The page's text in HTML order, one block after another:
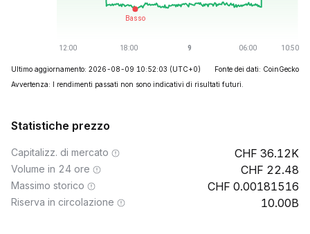
Ultimo aggiornamento: 2026-08-09 10:52:03 (UTC+0)
Fonte dei dati: CoinGecko
Avvertenza: I rendimenti passati non sono indicativi di risultati futuri.
Statistiche prezzo
Capitalizz. di mercato 36.12K
Volume in 24 ore 22.48
Massimo storico 0.00181516
Riserva in circolazione 10.00B